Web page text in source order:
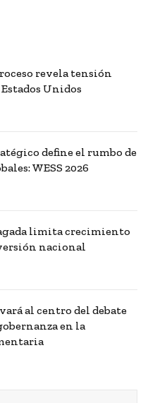
revela tensión
Unidos
define el rumbo de
WESS 2026
limita crecimiento
nacional
al centro del debate
en la